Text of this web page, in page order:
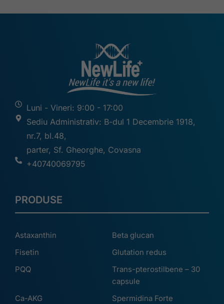
Luni - Vineri: 9:00 - 17:00
Sediu Administrativ: B-dul 1 Decembrie 1918,
nr.7, bl.48,
parter, Sf. Gheorghe, Covasna
+40740069795
PRODUSE
Astaxanthin
Beta glucan
Fisetin
Glutation redus
PQQ
Trans-pterostilbene – 30
capsule
Ca-AKG
Spermidina Forte